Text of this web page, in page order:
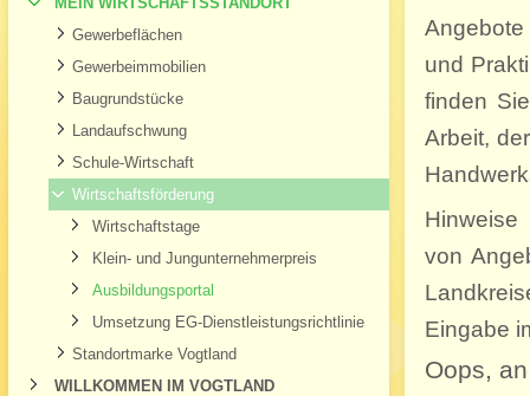
Gewerbeflächen
Gewerbeimmobilien
Baugrundstücke
Landaufschwung
Schule-Wirtschaft
Wirtschaftsförderung
Wirtschaftstage
Klein- und Jungunternehmerpreis
Ausbildungsportal
Umsetzung EG-Dienstleistungsrichtlinie
Standortmarke Vogtland
WILLKOMMEN IM VOGTLAND
und
finden
Arbeit,
von
Eingabe
Oops,